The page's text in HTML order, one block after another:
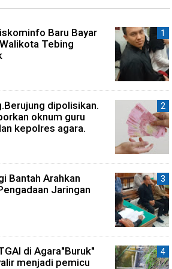
Baru Bayar
Tebing
dipolisikan.
oknum guru
kepolres agara.
Bantah Arahkan
Jaringan
di Agara"Buruk"
menjadi pemicu